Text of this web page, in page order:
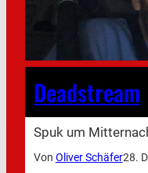
Deadstream
Spuk um
Von Oliver Schäfer28.